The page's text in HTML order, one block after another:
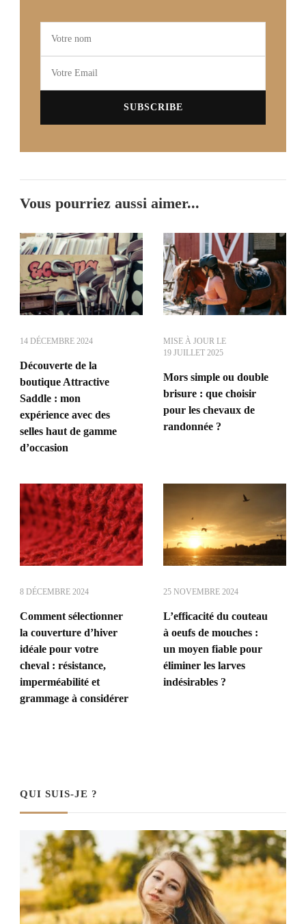
Vous pourriez aussi aimer...
14 DÉCEMBRE 2024
Découverte de la
boutique Attractive
Saddle : mon
expérience avec des
selles haut de gamme
d’occasion
MISE À JOUR LE
19 JUILLET 2025
Mors simple ou double
brisure : que choisir
pour les chevaux de
randonnée ?
8 DÉCEMBRE 2024
Comment sélectionner
la couverture d’hiver
idéale pour votre
cheval : résistance,
imperméabilité et
grammage à considérer
25 NOVEMBRE 2024
L’efficacité du couteau
à oeufs de mouches :
un moyen fiable pour
éliminer les larves
indésirables ?
QUI SUIS-JE ?